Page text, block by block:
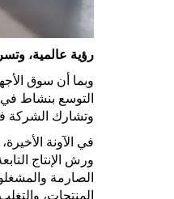
رؤية عالمية،
التوسع بنشاط في
وتشارك الشركة
ورش الإنتاج
الصارمة
المنتجات،